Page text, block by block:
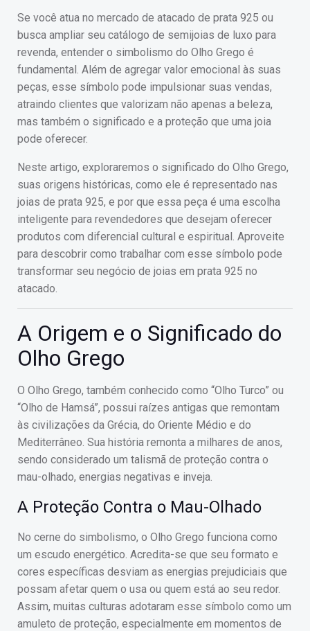
Se você atua no mercado de atacado de prata 925 ou
busca ampliar seu catálogo de semijoias de luxo para
revenda, entender o simbolismo do Olho Grego é
fundamental. Além de agregar valor emocional às suas
peças, esse símbolo pode impulsionar suas vendas,
atraindo clientes que valorizam não apenas a beleza,
mas também o significado e a proteção que uma joia
pode oferecer.
Neste artigo, exploraremos o significado do Olho Grego,
suas origens históricas, como ele é representado nas
joias de prata 925, e por que essa peça é uma escolha
inteligente para revendedores que desejam oferecer
produtos com diferencial cultural e espiritual. Aproveite
para descobrir como trabalhar com esse símbolo pode
transformar seu negócio de joias em prata 925 no
atacado.
A Origem e o Significado do
Olho Grego
O Olho Grego, também conhecido como “Olho Turco” ou
“Olho de Hamsá”, possui raízes antigas que remontam
às civilizações da Grécia, do Oriente Médio e do
Mediterrâneo. Sua história remonta a milhares de anos,
sendo considerado um talismã de proteção contra o
mau-olhado, energias negativas e inveja.
A Proteção Contra o Mau-Olhado
No cerne do simbolismo, o Olho Grego funciona como
um escudo energético. Acredita-se que seu formato e
cores específicas desviam as energias prejudiciais que
possam afetar quem o usa ou quem está ao seu redor.
Assim, muitas culturas adotaram esse símbolo como um
amuleto de proteção, especialmente em momentos de